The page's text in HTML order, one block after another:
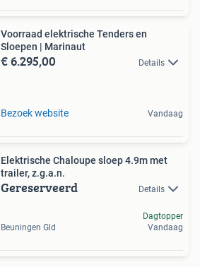
Voorraad elektrische Tenders en
Sloepen | Marinaut
€ 6.295,00 Details
Bezoek website Vandaag
Elektrische Chaloupe sloep 4.9m met
trailer, z.g.a.n.
Gereserveerd Details
Beuningen Gld
Dagtopper
Vandaag